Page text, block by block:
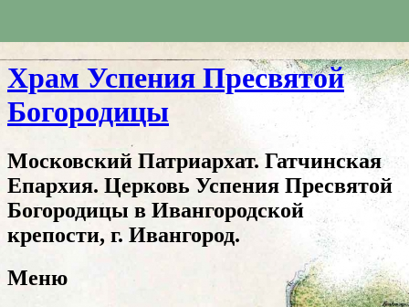
Храм Успения Пресвятой
Богородицы
Московский Патриархат. Гатчинская
Епархия. Церковь Успения Пресвятой
Богородицы в Ивангородской
крепости, г. Ивангород.
Меню